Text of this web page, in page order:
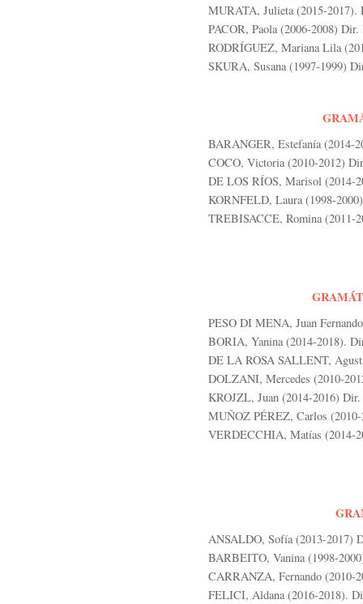
MURATA, Julieta (2015-2017).
PACOR, Paola (2006-2008)
RODRÍGUEZ, Mariana Lila
SKURA, Susana (1997-1999)
BARANGER, Estefanía (2014-
COCO, Victoria (2010-2012)
DE LOS RÍOS, Marisol (2014-
KORNFELD, Laura (1998-
TREBISACCE, Romina (2011-
PESO DI MENA, Juan
BORIA, Yanina (2014-2018).
DE LA ROSA SALLENT,
DOLZANI, Mercedes (2010-
KROJZL, Juan (2014-2016)
MUÑOZ PÉREZ, Carlos
VERDECCHIA, Matías (2014-
ANSALDO, Sofía (2013-2017)
BARBEITO, Vanina (1998-
CARRANZA, Fernando (2010-
FELICI, Aldana (2016-2018).